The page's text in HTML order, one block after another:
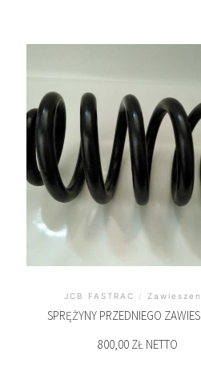
JCB FASTRAC /
SPRĘŻYNY PRZEDNIEGO
800,00 ZŁ NETTO